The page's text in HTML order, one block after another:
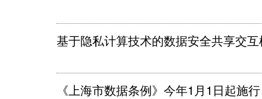
基于隐私计算技术的数据安全共享交互
《上海市数据条例》今年1月1日起施